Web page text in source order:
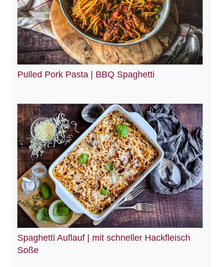
Pulled Pork Pasta | BBQ Spaghetti
Spaghetti Auflauf | mit schneller Hackfleisch
Soße